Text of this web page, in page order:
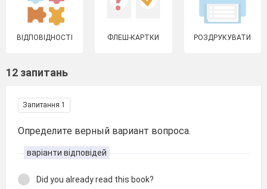
ВІДПОВІДНОСТІ ФЛЕШ-КАРТКИ РОЗДРУКУВАТИ
12 запитань
Запитання 1
Определите верный вариант вопроса.
варіанти відповідей
Did you already read this book?